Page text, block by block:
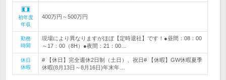
初年度
年収
400万円～500万円
勤務
時間
現場により異なりますがほぼ【定時退社】です！●昼間：08：00
～17：00（8H）●夜間：21：00…
休日
休暇
# 【休日】完全週休2日制（土日）、祝日# 【休暇】GW休暇夏季
休暇(8月13日～8月16日)年末年…